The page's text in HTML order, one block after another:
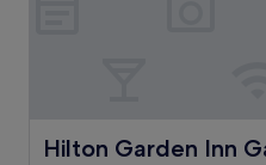
Hilton Garden Inn
Hilton Garden Inn